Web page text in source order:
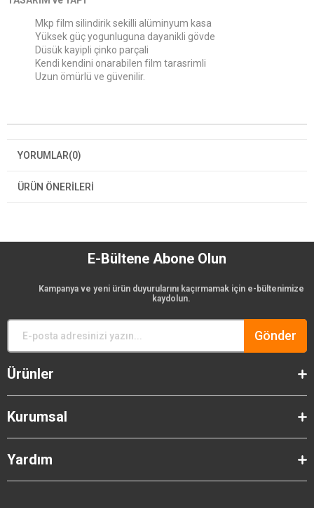
Mkp film silindirik sekilli alüminyum kasa
Yüksek güç yogunluguna dayanikli gövde
Düsük kayipli çinko parçali
Kendi kendini onarabilen film tarasrimli
Uzun ömürlü ve güvenilir.
YORUMLAR(0)
ÜRÜN ÖNERILERI
E-Bültene Abone Olun
Kampanya ve yeni ürün duyurularını kaçırmamak için e-bültenimize
kaydolun.
Gönder
Ürünler
Kurumsal
Yardım